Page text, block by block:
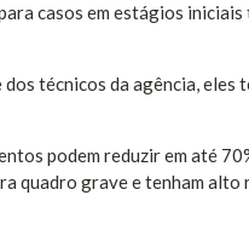
casos em estágios
técnicos da agência, eles
podem reduzir em até
quadro grave e tenham alto